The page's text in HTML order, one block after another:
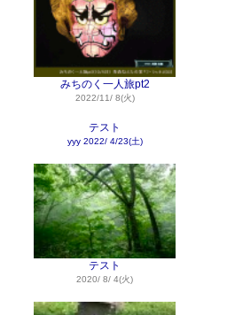
みちのく一人旅pt2
2022/11/ 8(火)
テスト
yyy 2022/ 4/23(土)
テスト
2020/ 8/ 4(火)